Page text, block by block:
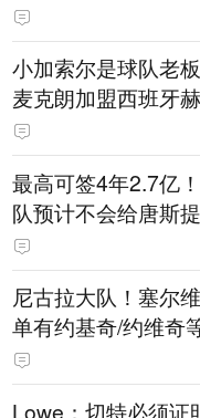
小加索尔是球队老
麦克朗加盟西班牙
最高可签4年2.7亿
队预计不会给唐斯
尼古拉大队！塞尔
单有约基奇/约维奇
Lowe：切特必须证